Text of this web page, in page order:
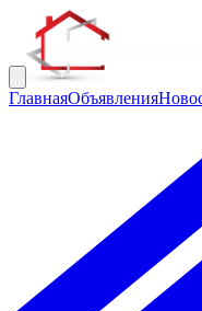
ГлавнаяОбъявления